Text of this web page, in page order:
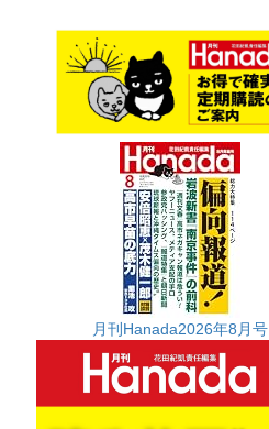
月刊Hanada2026年8月号